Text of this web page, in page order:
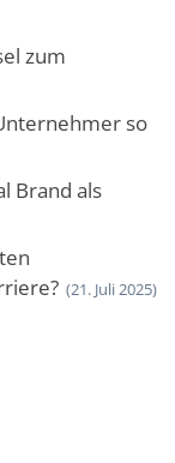
zum
so
Brand als
(21. Juli 2025)